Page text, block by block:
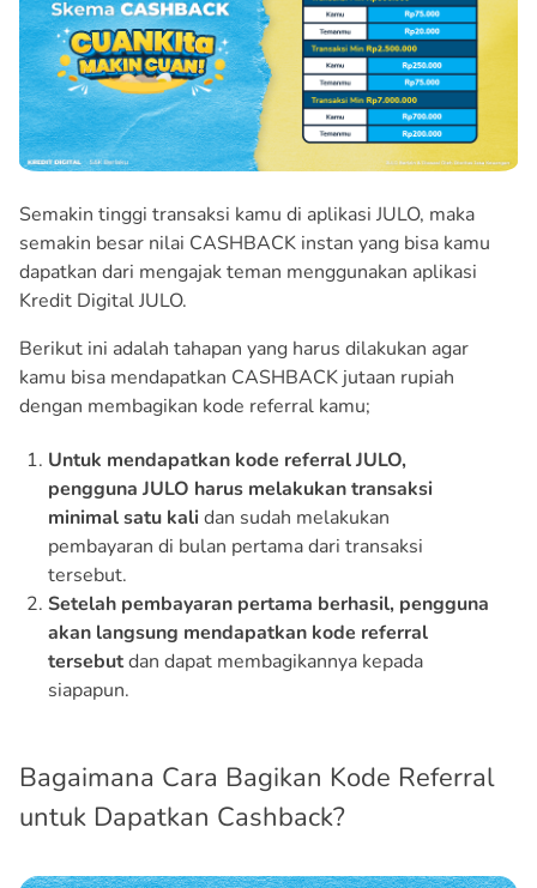
Semakin tinggi transaksi kamu di aplikasi JULO, maka
semakin besar nilai CASHBACK instan yang bisa kamu
dapatkan dari mengajak teman menggunakan aplikasi
Kredit Digital JULO.
Berikut ini adalah tahapan yang harus dilakukan agar
kamu bisa mendapatkan CASHBACK jutaan rupiah
dengan membagikan kode referral kamu;
Untuk mendapatkan kode referral JULO,
pengguna JULO harus melakukan transaksi
minimal satu kalidan sudah melakukan
pembayaran di bulan pertama dari transaksi
tersebut.
Setelah pembayaran pertama berhasil, pengguna
akan langsung mendapatkan kode referral
tersebutdan dapat membagikannya kepada
siapapun.
Bagaimana Cara Bagikan Kode Referral
untuk Dapatkan Cashback?